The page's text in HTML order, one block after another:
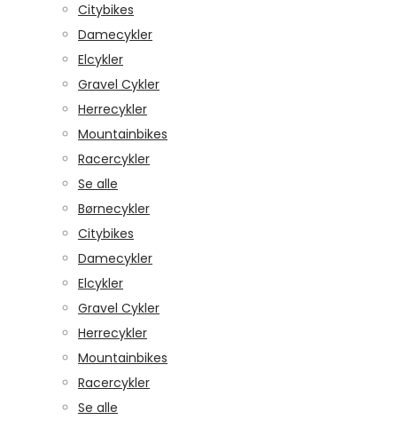
Citybikes
Damecykler
Elcykler
Gravel Cykler
Herrecykler
Mountainbikes
Racercykler
Se alle
Børnecykler
Citybikes
Damecykler
Elcykler
Gravel Cykler
Herrecykler
Mountainbikes
Racercykler
Se alle